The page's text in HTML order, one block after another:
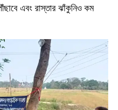
এবং রাস্তার ঝাঁকুনিও কম